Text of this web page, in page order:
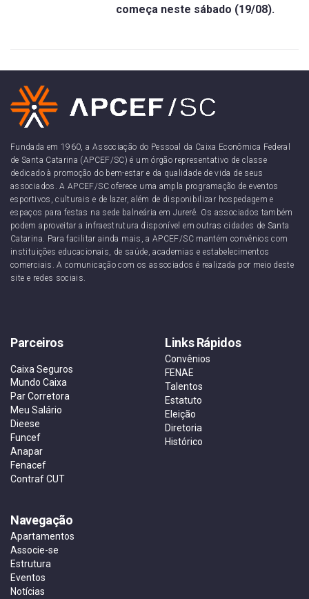
começa neste sábado (19/08).
Fundada em 1960, a Associação do Pessoal da Caixa Econômica Federal
de Santa Catarina (APCEF/SC) é um órgão representativo de classe
dedicado à promoção do bem-estar e da qualidade de vida de seus
associados. A APCEF/SC oferece uma ampla programação de eventos
esportivos, culturais e de lazer, além de disponibilizar hospedagem e
espaços para festas na sede balneária em Jurerê. Os associados também
podem aproveitar a infraestrutura disponível em outras cidades de Santa
Catarina. Para facilitar ainda mais, a APCEF/SC mantém convênios com
instituições educacionais, de saúde, academias e estabelecimentos
comerciais. A comunicação com os associados é realizada por meio deste
site e redes sociais.
Parceiros
Caixa Seguros
Mundo Caixa
Par Corretora
Meu Salário
Dieese
Funcef
Anapar
Fenacef
Contraf CUT
Links Rápidos
Convênios
FENAE
Talentos
Estatuto
Eleição
Diretoria
Histórico
Navegação
Apartamentos
Associe-se
Estrutura
Eventos
Notícias